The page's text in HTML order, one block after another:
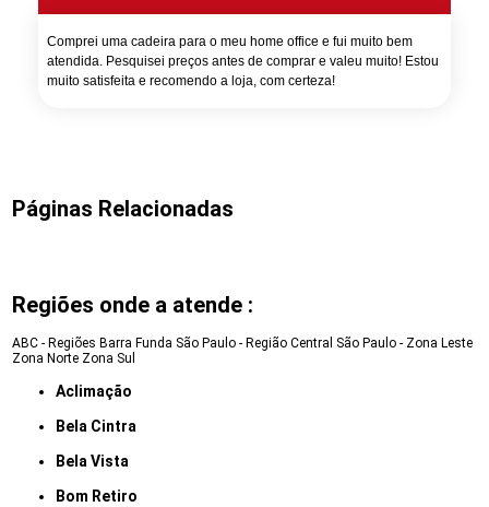
Comprei uma cadeira para o meu home office e fui muito bem
atendida. Pesquisei preços antes de comprar e valeu muito! Estou
muito satisfeita e recomendo a loja, com certeza!
Páginas Relacionadas
Regiões onde a atende :
ABC - Regiões Barra Funda São Paulo - Região Central São Paulo - Zona Leste
Zona Norte Zona Sul
Aclimação
Bela Cintra
Bela Vista
Bom Retiro